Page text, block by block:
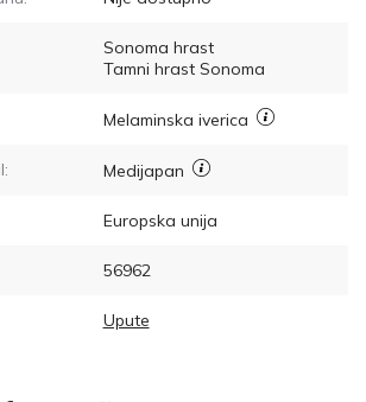
Sonoma hrast
Tamni hrast Sonoma
Melaminska iverica
Medijapan
Europska unija
56962
Upute